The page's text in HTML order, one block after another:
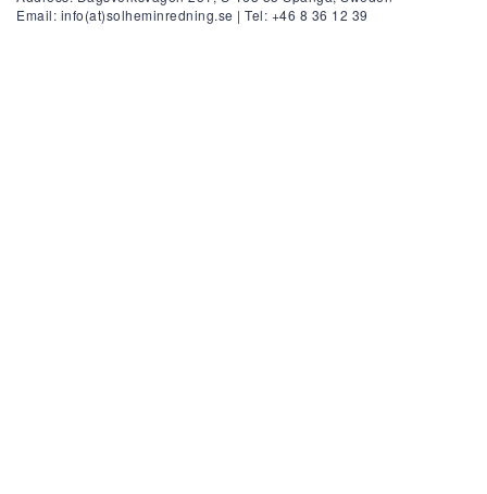
Email: info(at)solheminredning.se | Tel: +46 8 36 12 39